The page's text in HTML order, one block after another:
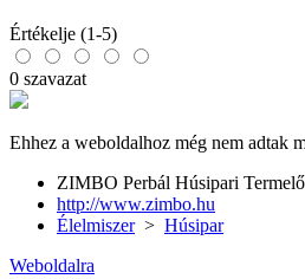
Értékelje (1-5)
0 szavazat
Ehhez a weboldalhoz még nem adtak
ZIMBO Perbál Húsipari
http://www.zimbo.hu
Élelmiszer> Húsipar
Weboldalra